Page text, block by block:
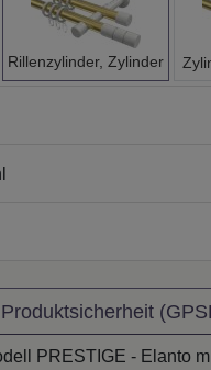
Rillenzylinder, Zylinder
Produktsicherheit
PRESTIGE - Elanto